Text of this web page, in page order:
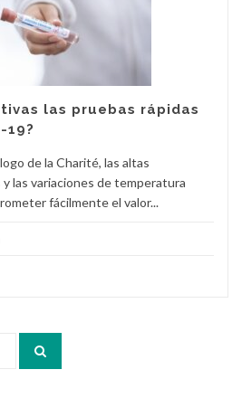
las pruebas rápidas
19?
de la Charité, las altas
las variaciones de temperatura
fácilmente el valor...